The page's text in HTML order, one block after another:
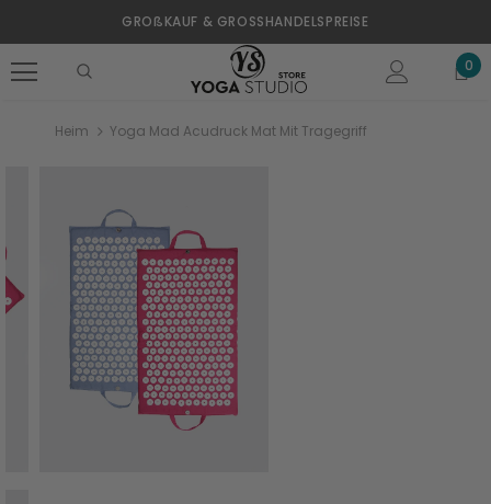
GROßKAUF & GROSSHANDELSPREISE
0
Heim Yoga Mad Acudruck Mat Mit Tragegriff